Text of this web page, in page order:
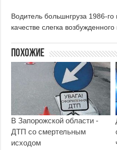
Водитель большнгруза 1986-
качестве слегка
Похожие
В Запорожской области -
ДТП со смертельным
исходом